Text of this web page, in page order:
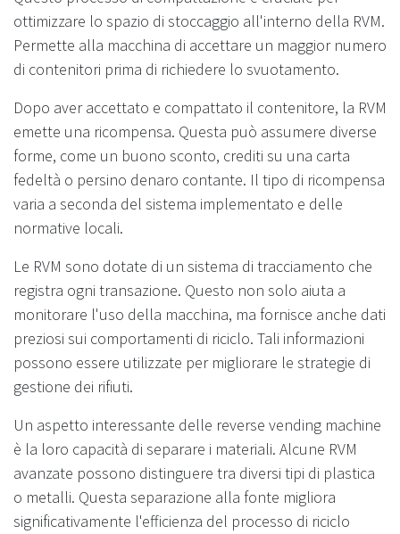
ottimizzare lo spazio di stoccaggio all'interno della RVM.
Permette alla macchina di accettare un maggior numero
di contenitori prima di richiedere lo svuotamento.
Dopo aver accettato e compattato il contenitore, la RVM
emette una ricompensa. Questa può assumere diverse
forme, come un buono sconto, crediti su una carta
fedeltà o persino denaro contante. Il tipo di ricompensa
varia a seconda del sistema implementato e delle
normative locali.
Le RVM sono dotate di un sistema di tracciamento che
registra ogni transazione. Questo non solo aiuta a
monitorare l'uso della macchina, ma fornisce anche dati
preziosi sui comportamenti di riciclo. Tali informazioni
possono essere utilizzate per migliorare le strategie di
gestione dei rifiuti.
Un aspetto interessante delle reverse vending machine
è la loro capacità di separare i materiali. Alcune RVM
avanzate possono distinguere tra diversi tipi di plastica
o metalli. Questa separazione alla fonte migliora
significativamente l'efficienza del processo di riciclo